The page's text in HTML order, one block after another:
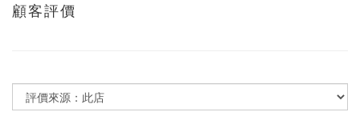
顧客評價